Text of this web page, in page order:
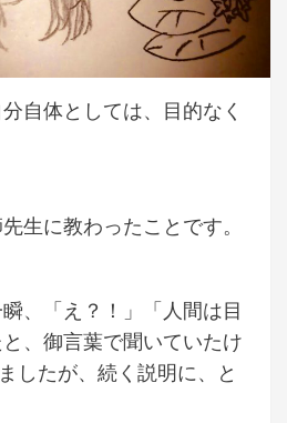
自体としては、目的なく
生に教わったことです。
、「え？！」「人間は目
、御言葉で聞いていたけ
したが、続く説明に、と